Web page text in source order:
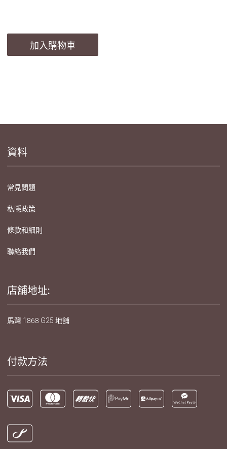
加入購物車
資料
常見問題
私隱政策
條款和細則
聯絡我們
店舖地址:
馬灣 1868 G25 地舖
付款方法